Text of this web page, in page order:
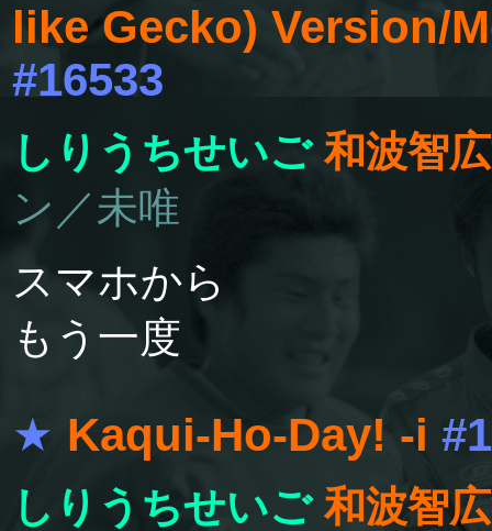
like Gecko) Version/
#16533
しりうちせいご 和波智
ン／未唯
スマホから
もう一度
★ Kaqui-Ho-Day! -i
しりうちせいご 和波智